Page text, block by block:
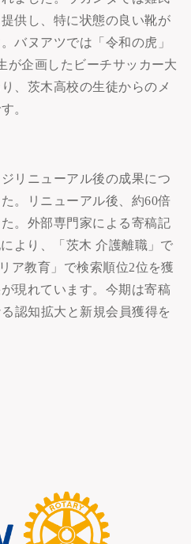
供し、特に状態の良い靴が
バヌアツでは「令和の虎」
が企画したビーチサッカー大
、茨木高校の生徒からのメ
。
リニューアル後の成果につ
。リニューアル後、約60倍
。外部専門家による寄稿記
より、「茨木 介護離職」で
ア教育」で検索順位2位を獲
現れています。今期は寄稿
認知拡大と新規会員獲得を